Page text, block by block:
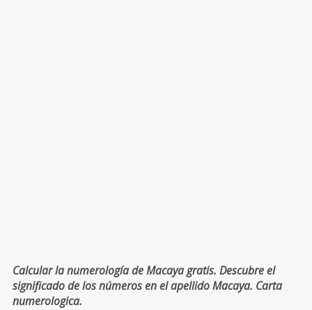
Calcular la numerología de Macaya gratis. Descubre el
significado de los números en el apellido Macaya. Carta
numerologica.